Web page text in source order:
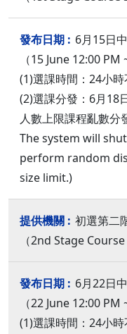
6月15日
（15 June 12:00 PM
(1)選課時間：24小
(2)選課分發：6月18
人數上限課程亂數分
The system will
perform random
size limit.)
初選第二
（2nd Stage
6月22日
（22 June 12:00 PM
(1)選課時間：24小